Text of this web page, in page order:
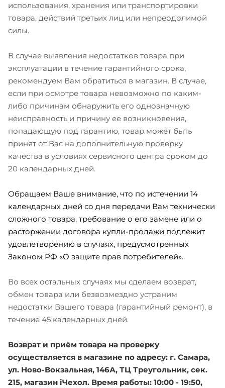
использования, хранения или транспортировки
товара, действий третьих лиц или непреодолимой
силы.
В случае выявления недостатков товара при
эксплуатации в течение гарантийного срока,
рекомендуем Вам обратиться в магазин. В случае,
если при осмотре товара невозможно по каким-
либо причинам обнаружить его однозначную
неисправность и причину ее возникновения,
попадающую под гарантию, товар может быть
принят от Вас на дополнительную проверку
качества в условиях сервисного центра сроком до
20 календарных дней.
Обращаем Ваше внимание, что по истечении 14
календарных дней со дня передачи Вам технически
сложного товара, требование о его замене или о
расторжении договора купли-продажи подлежит
удовлетворению в случаях, предусмотренных
Законом РФ «О защите прав потребителей».
Во всех остальных случаях мы сделаем возврат,
обмен товара или безвозмездно устраним
недостатки Вашего товара (гарантийный ремонт), в
течение 45 календарных дней.
Возврат и приём товара на проверку
осуществляется в магазине по адресу: г. Самара,
ул. Ново-Вокзальная, 146А, ТЦ Треугольник, сек.
215, магазин iЧехол. Время работы: 10:00 - 19:50,